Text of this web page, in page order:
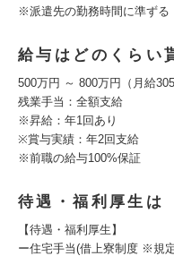
※派遣先の勤務時間に準ずる
給与はどのくらい
500万円 ～ 800万円（月給
残業手当：全額支給
※昇給：年1回あり
※賞与実績：年2回支給
※前職の給与100%保証
待遇・福利厚生は
【待遇・福利厚生】
ー住宅手当(借上寮制度 ※規